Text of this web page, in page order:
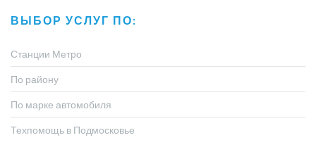
ВЫБОР УСЛУГ ПО:
Станции Метро
По району
По марке автомобиля
Техпомощь в Подмосковье